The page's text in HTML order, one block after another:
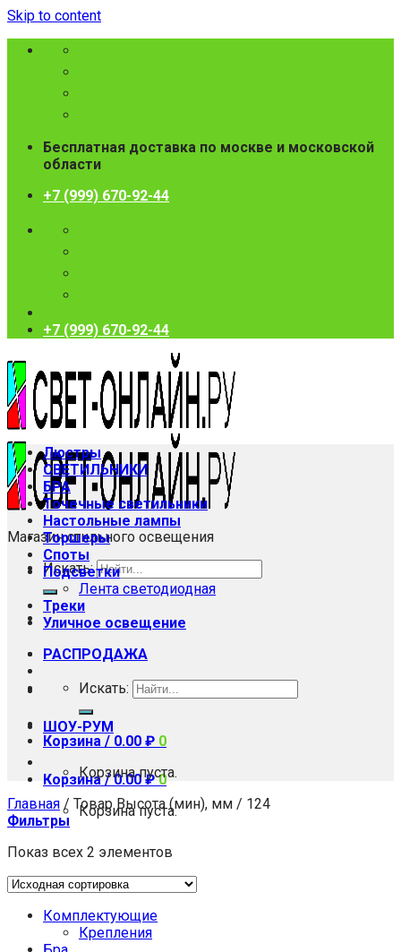
Skip to content
Бесплатная доставка по москве и московской
области
+7 (999) 670-92-44
+7 (999) 670-92-44
Магазин стильного освещения
Искать:
РАСПРОДАЖА
ШОУ-РУМ
Корзина /0.00₽ 0
Корзина пуста.
Люстры
СВЕТИЛЬНИКИ
БРА
Точечные светильники
Настольные лампы
Торшеры
Споты
Подсветки
Лента светодиодная
Треки
Уличное освещение
Искать:
Корзина / 0.00 ₽ 0
Корзина пуста.
Главная / Товар Высота (мин), мм / 124
Фильтры
Показ всех 2 элементов
Комплектующие
Крепления